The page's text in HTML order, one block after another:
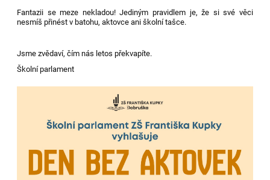
Fantazii se meze nekladou! Jediným pravidlem je, že si své věci
nesmíš přinést v batohu, aktovce ani školní tašce.
Jsme zvědaví, čím nás letos překvapíte.
Školní parlament